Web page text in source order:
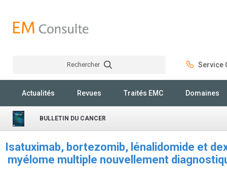
Rechercher Service
Actualités Revues Traités EMC Domaines
BULLETIN DU CANCER
Isatuximab, bortezomib, lénalidomide et
myélome multiple nouvellement